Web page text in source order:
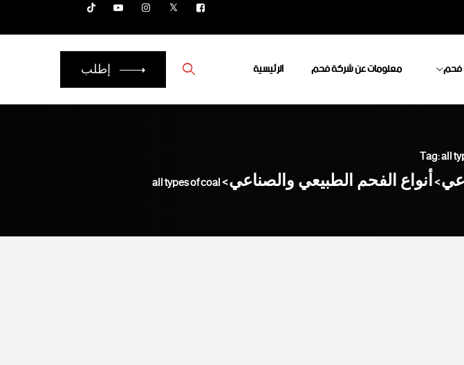
الرئيسية معلومات عن شركة فحم فحم إطلب
Tag: all
>أنواع الفحم الطبيعي والصناعي>
all types of coal